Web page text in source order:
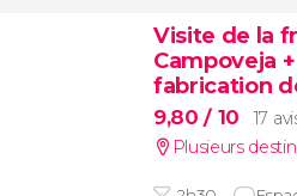
Visite de la
Campoveja
fabrication
9,80/ 10
17
Plusieurs